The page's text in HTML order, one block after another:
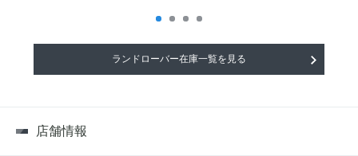
ランドローバー在庫一覧を見る
店舗情報